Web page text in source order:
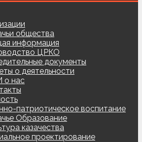
общества
информация
ЦРКО
документы
о деятельности
о нас
патриотическое воспитание
Образование
казачества
проектирование